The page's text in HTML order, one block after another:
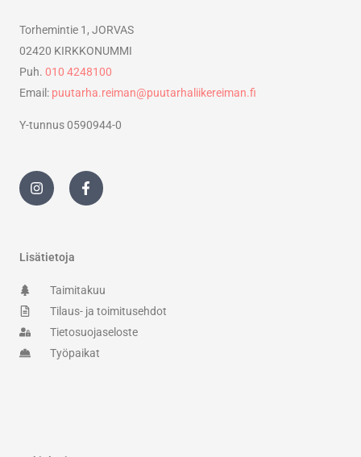
Torhemintie 1, JORVAS
02420 KIRKKONUMMI
Puh. 010 4248100
Email: puutarha.reiman@puutarhaliikereiman.fi
Y-tunnus 0590944-0
I
n
s
t
r
a
F
a
c
e
f
Lisätietoja
Taimitakuu
Tilaus- ja toimitusehdot
Tietosuojaseloste
Työpaikat